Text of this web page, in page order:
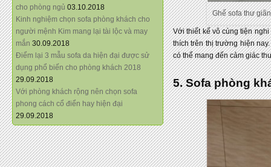
cho phòng ngủ 03.10.2018
Kinh nghiệm chọn sofa phòng khách cho
người mệnh Kim mang lại tài lộc và may
mắn 30.09.2018
Điểm lại 3 mẫu sofa da hiện đại được sử
dụng phổ biến cho phòng khách 2018
29.09.2018
Với phòng khách rộng nên chọn sofa
phong cách cổ điển hay hiện đại
29.09.2018
Ghế sofa thư
Với thiết kế vô cùng tiện
thích trên thị trường hiện
có thể mang đến cảm giác
5. Sofa phòng